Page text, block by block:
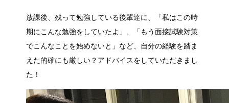
放課後、残って勉強している後輩達に、「私はこの時
期にこんな勉強をしていたよ」、「もう面接試験対策
でこんなことを始めないと」など、自分の経験を踏ま
えた的確にも厳しい？アドバイスをしていただきまし
た！